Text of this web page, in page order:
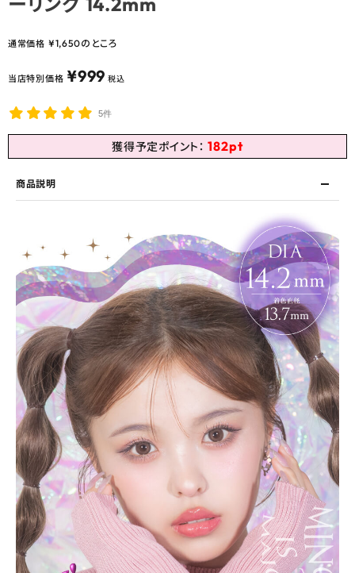
通常価格 ¥1,650のところ
当店特別価格 ¥999 税込
5件
獲得予定ポイント： 182pt
商品説明